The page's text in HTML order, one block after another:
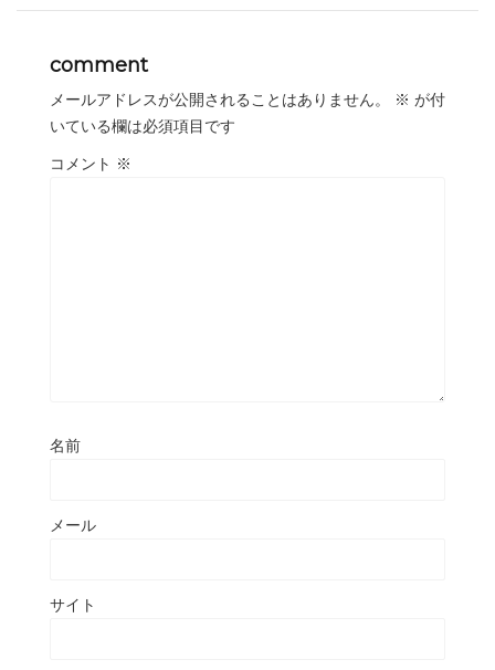
comment
メールアドレスが公開されることはありません。 ※ が付
いている欄は必須項目です
コメント ※
名前
メール
サイト